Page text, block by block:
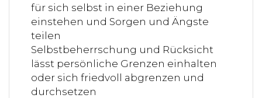
für sich selbst in einer Beziehung
einstehen und Sorgen und Ängste
teilen
Selbstbeherrschung und Rücksicht
lässt persönliche Grenzen einhalten
oder sich friedvoll abgrenzen und
durchsetzen